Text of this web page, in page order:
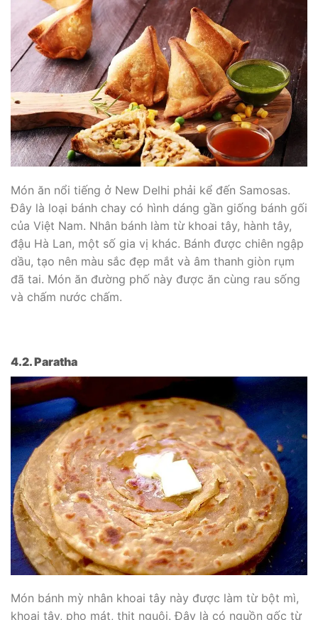
Món ăn nổi tiếng ở New Delhi phải kể đến Samosas.
Đây là loại bánh chay có hình dáng gần giống bánh gối
của Việt Nam. Nhân bánh làm từ khoai tây, hành tây,
đậu Hà Lan, một số gia vị khác. Bánh được chiên ngập
dầu, tạo nên màu sắc đẹp mắt và âm thanh giòn rụm
đã tai. Món ăn đường phố này được ăn cùng rau sống
và chấm nước chấm.
4.2. Paratha
Món bánh mỳ nhân khoai tây này được làm từ bột mì,
khoai tây, pho mát, thịt nguội. Đây là có nguồn gốc từ